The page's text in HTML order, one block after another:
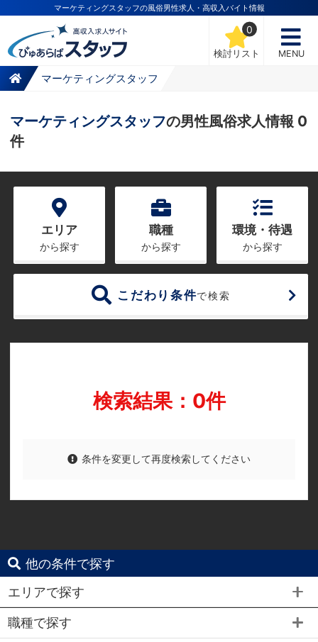
マーケティングスタッフの風俗男性求人・高収入バイト情報
検討リスト
0
MENU
マーケティングスタッフ
マーケティングスタッフの男性風俗求人情報 0
件
エリア
から探す
職種
から探す
環境・待遇
から探す
こだわり条件で検索
検索結果：0件
条件を変更して再度検索してください
他の条件で探す
エリアで探す
職種で探す